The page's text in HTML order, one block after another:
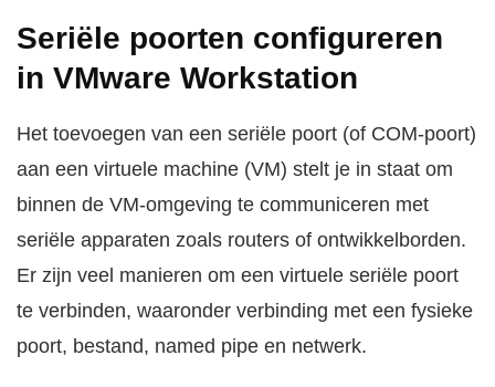
Seriële poorten configureren
in VMware Workstation
Het toevoegen van een seriële poort (of COM-poort)
aan een virtuele machine (VM) stelt je in staat om
binnen de VM-omgeving te communiceren met
seriële apparaten zoals routers of ontwikkelborden.
Er zijn veel manieren om een virtuele seriële poort
te verbinden, waaronder verbinding met een fysieke
poort, bestand, named pipe en netwerk.